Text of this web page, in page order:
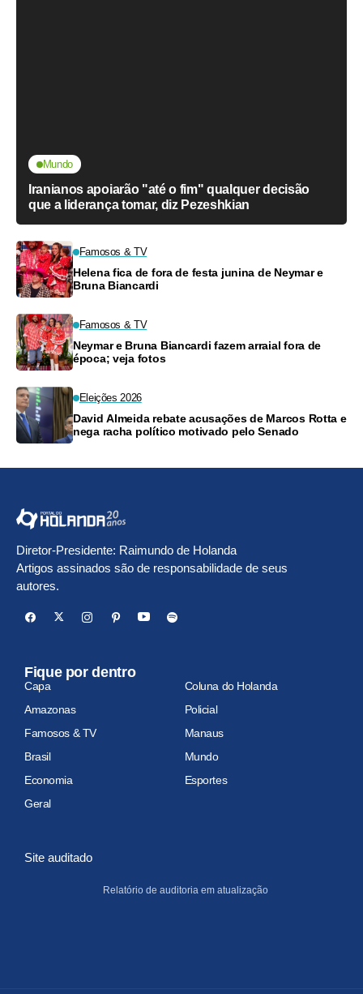
Mundo
Iranianos apoiarão "até o fim" qualquer decisão
que a liderança tomar, diz Pezeshkian
Famosos & TV
Helena fica de fora de festa junina de Neymar e
Bruna Biancardi
Famosos & TV
Neymar e Bruna Biancardi fazem arraial fora de
época; veja fotos
Eleições 2026
David Almeida rebate acusações de Marcos Rotta e
nega racha político motivado pelo Senado
Diretor-Presidente: Raimundo de Holanda
Artigos assinados são de responsabilidade de seus
autores.
Fique por dentro
Capa
Coluna do Holanda
Amazonas
Policial
Famosos & TV
Manaus
Brasil
Mundo
Economia
Esportes
Geral
Site auditado
Relatório de auditoria em atualização